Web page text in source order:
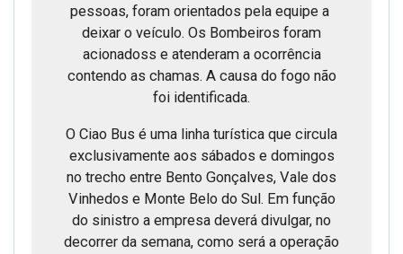
pessoas, foram orientados pela equipe a ​
deixar o veículo. O​s Bombeiros fo​ram
acionados​s e atenderam a ocorrência
contendo as chamas​. ​A causa do fogo não
foi identificada.
O Ciao Bus é uma linha turística que circula
exclusivamente aos sábados e domingos
no trecho entre Bento Gonçalves, Vale dos
Vinhedos e Monte Belo do Sul. Em função
do sinistro a empresa deverá divulgar, no
decorrer da semana, como será a operação